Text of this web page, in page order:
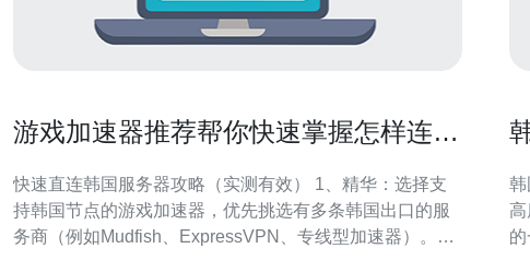
游戏加速器推荐帮你快速掌握怎样连韩
快速直连韩国服务器攻略（实测有效） 1、精华：选择支
持韩国节点的游戏加速器，优先挑选有多条韩国出口的服
务商（例如Mudfish、ExpressVPN、专线型加速器）。
韩
高